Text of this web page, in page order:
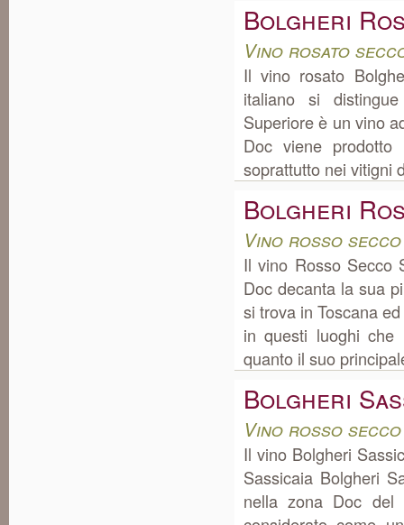
Bolgheri
Vino rosato
Il vino rosato
italiano si
Superiore è un vino
Doc viene
soprattutto nei vitigni
Bolgheri
Vino rosso
Il vino Rosso Secco
Doc decanta la sua
si trova in Toscana
in questi luoghi
quanto il suo
Bolgheri
Vino rosso
Il vino Bolgheri
Sassicaia Bolgheri
nella zona Doc del